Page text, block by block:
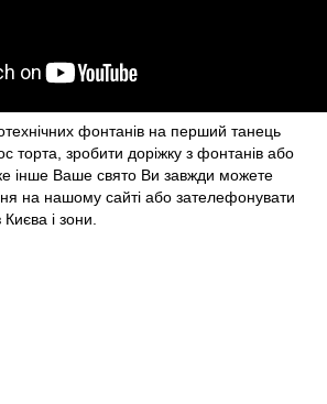
фонтанів на перший танець
торта, зробити доріжку з фонтанів або
інше Ваше свято Ви завжди можете
на нашому сайті або зателефонувати
і зони.